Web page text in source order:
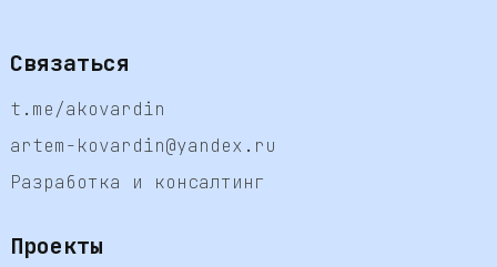
Связаться
t.me/akovardin
artem-kovardin@yandex.ru
Разработка и консалтинг
Проекты